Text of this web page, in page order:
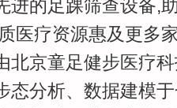
进的足踝筛查设备,
医疗资源惠及更多
北京童足健步医疗
态分析、数据建模